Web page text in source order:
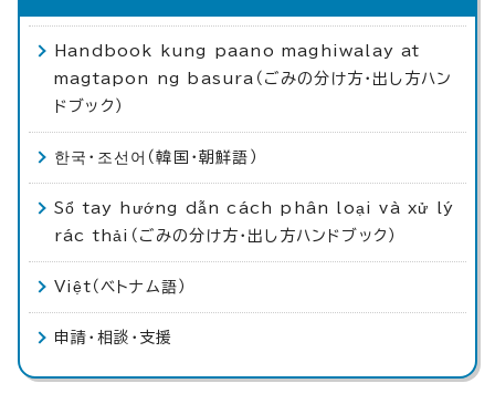
Handbook kung paano maghiwalay at
magtapon ng basura（ごみの分け方・出し方ハン
ドブック）
한국・조선어（韓国・朝鮮語）
Sổ tay hướng dẫn cách phân loại và xử lý
rác thải（ごみの分け方・出し方ハンドブック）
Việt（ベトナム語）
申請・相談・支援